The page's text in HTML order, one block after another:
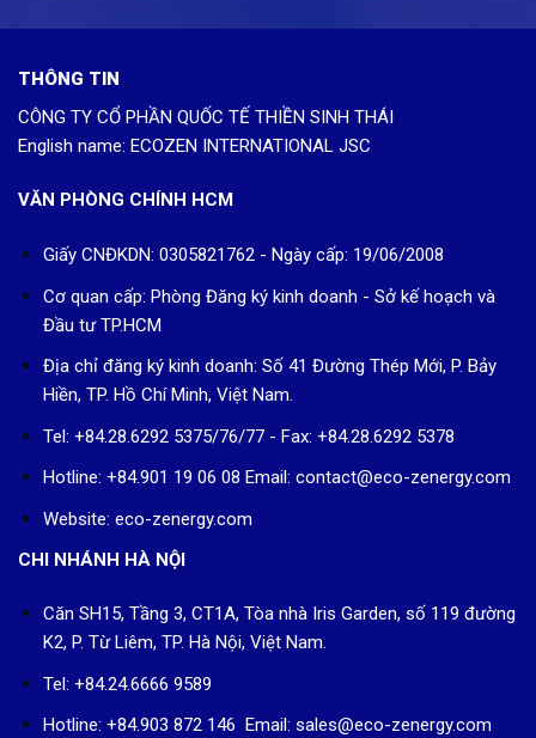
THÔNG TIN
CÔNG TY CỔ PHẦN QUỐC TẾ THIỀN SINH THÁI
English name: ECOZEN INTERNATIONAL JSC
VĂN PHÒNG CHÍNH HCM
Giấy CNĐKDN: 0305821762 - Ngày cấp: 19/06/2008
Cơ quan cấp: Phòng Đăng ký kinh doanh - Sở kế hoạch và
Đầu tư TP.HCM
Địa chỉ đăng ký kinh doanh: Số 41 Đường Thép Mới, P. Bảy
Hiền, TP. Hồ Chí Minh, Việt Nam.
Tel: +84.28.6292 5375/76/77 - Fax: +84.28.6292 5378
Hotline: +84.901 19 06 08 Email: contact@eco-zenergy.com
Website: eco-zenergy.com
CHI NHÁNH HÀ NỘI
Căn SH15, Tầng 3, CT1A, Tòa nhà Iris Garden, số 119 đường
K2, P. Từ Liêm, TP. Hà Nội, Việt Nam.
Tel: +84.24.6666 9589
Hotline: +84.903 872 146 Email: sales@eco-zenergy.com